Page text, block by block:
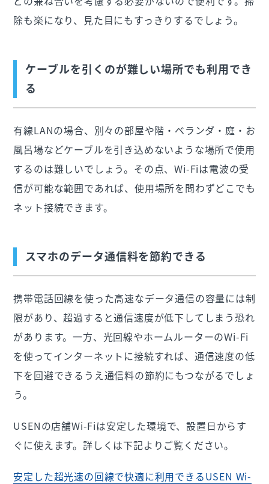
除も楽になり、見た目にもすっきりするでしょう。
ケーブルを引くのが難しい場所でも利用でき
る
有線LANの場合、別々の部屋や階・ベランダ・庭・お
風呂場などケーブルを引き込めないような場所で使用
するのは難しいでしょう。その点、Wi-Fiは電波の受
信が可能な範囲であれば、使用場所を問わずどこでも
ネット接続できます。
スマホのデータ通信料を節約できる
携帯電話回線を使った高速なデータ通信の容量には制
限があり、超過すると通信速度が低下してしまう恐れ
があります。一方、光回線やホームルーターのWi-Fi
を使ってインターネットに接続すれば、通信速度の低
下を回避できるうえ通信料の節約にもつながるでしょ
う。
USENの店舗Wi-Fiは安定した環境で、設置日からす
ぐに使えます。詳しくは下記よりご覧ください。
安定した超光速の回線で快適に利用できるUSEN Wi-